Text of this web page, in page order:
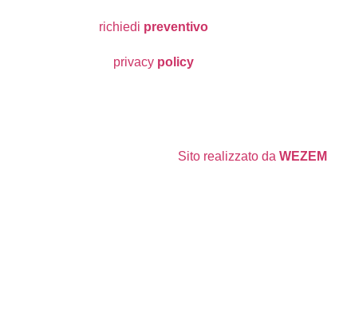
richiedi preventivo
privacy policy
Sito realizzato da WEZEM